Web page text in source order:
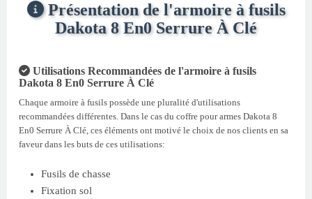
Présentation de l'armoire à fusils
Dakota 8 En0 Serrure À Clé
Utilisations Recommandées de l'armoire à fusils
Dakota 8 En0 Serrure À Clé
Chaque armoire à fusils possède une pluralité d'utilisations
recommandées différentes. Dans le cas du coffre pour armes Dakota 8
En0 Serrure À Clé, ces éléments ont motivé le choix de nos clients en sa
faveur dans les buts de ces utilisations:
Fusils de chasse
Fixation sol